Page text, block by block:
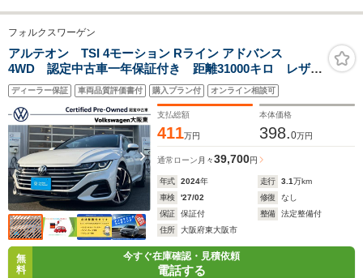
フォルクスワーゲン
アルテオン TSI 4モーション Rライン アドバンス
4WD 認定中古車一年保証付き 距離31000キロ レザー
シート サンルーフ パールホワイト ナビ オールア
ラウンドビューカメラ シートヒーター ETC ACC
レーンキープアシスト レーンチェンジアシスト
ディーラー保証 車両品質評価書付 購入プラン付 オンライン相談可
支払総額
411万円
本体価格
398.0万円
通常ローン 月々39,700円
年式 2024年 走行 3.1万km
車検
'27/02 修復
なし
保証
保証付 整備
法定整備付
住所
大阪府東大阪市
無
料
今すぐ在庫確認・見積依頼
電話する